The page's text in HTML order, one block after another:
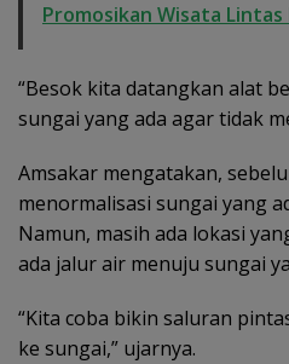
Promosikan Wisata
“Besok kita datangkan alat
sungai yang ada agar tidak
Amsakar mengatakan,
menormalisasi sungai yang
Namun, masih ada lokasi
ada jalur air menuju sungai
“Kita coba bikin saluran
ke sungai,” ujarnya.